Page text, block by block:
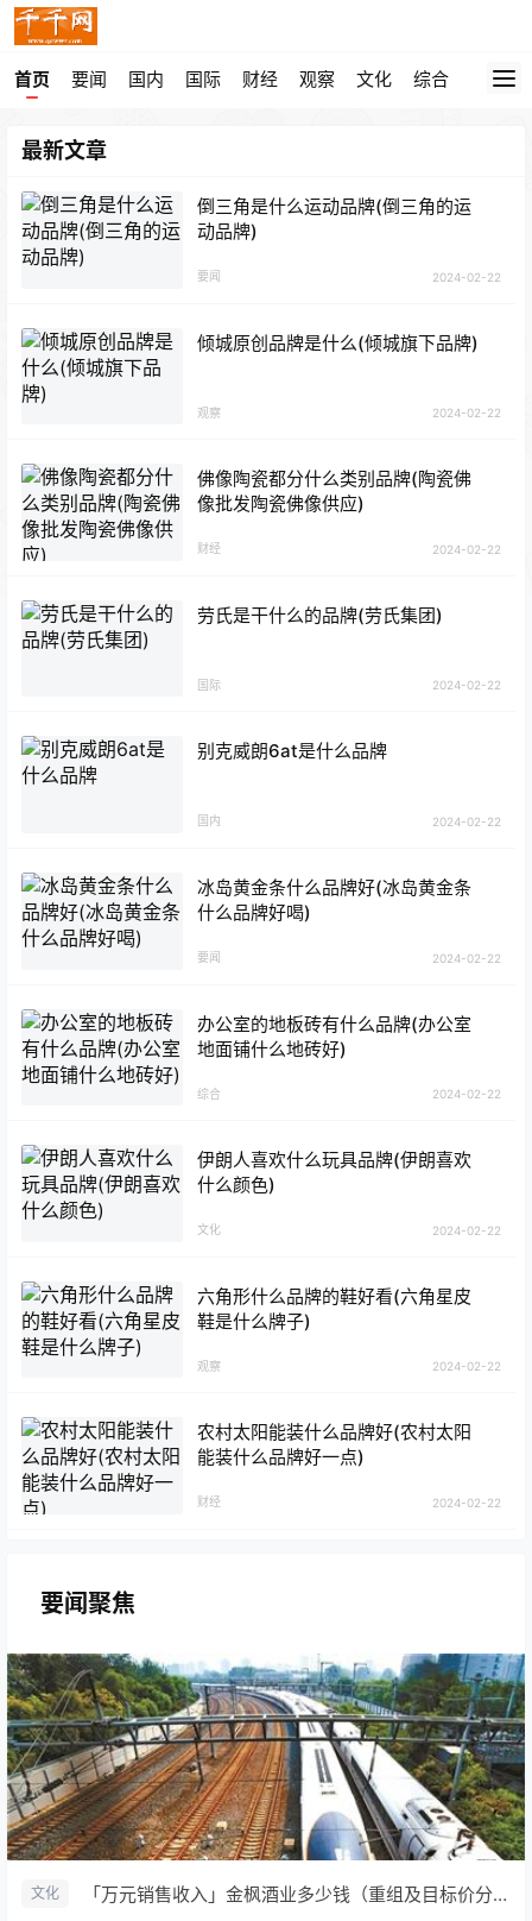
首页 要闻 国内 国际 财经 观察 文化 综合
最新文章
倒三角是什么运动品牌(倒三角的运
动品牌)
要闻 2024-02-22
倾城原创品牌是什么(倾城旗下品牌)
观察 2024-02-22
佛像陶瓷都分什么类别品牌(陶瓷佛
像批发陶瓷佛像供应)
财经 2024-02-22
劳氏是干什么的品牌(劳氏集团)
国际 2024-02-22
别克威朗6at是什么品牌
国内 2024-02-22
冰岛黄金条什么品牌好(冰岛黄金条
什么品牌好喝)
要闻 2024-02-22
办公室的地板砖有什么品牌(办公室
地面铺什么地砖好)
综合 2024-02-22
伊朗人喜欢什么玩具品牌(伊朗喜欢
什么颜色)
文化 2024-02-22
六角形什么品牌的鞋好看(六角星皮
鞋是什么牌子)
观察 2024-02-22
农村太阳能装什么品牌好(农村太阳
能装什么品牌好一点)
财经 2024-02-22
要闻聚焦
文化 「万元销售收入」金枫酒业多少钱（重组及目标价分析）